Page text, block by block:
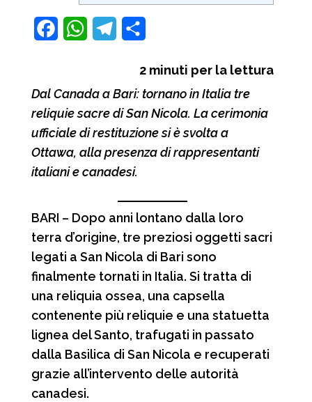
e
o
o
W
t
A
p
e
r
a
n
d
v
i
2 minuti per la lettura
Dal Canada a Bari: tornano in Italia tre
reliquie sacre di San Nicola. La cerimonia
ufficiale di restituzione si è svolta a
Ottawa, alla presenza di rappresentanti
italiani e canadesi.
BARI – Dopo anni lontano dalla loro
terra d’origine, tre preziosi oggetti sacri
legati a San Nicola di Bari sono
finalmente tornati in Italia. Si tratta di
una reliquia ossea, una capsella
contenente più reliquie e una statuetta
lignea del Santo, trafugati in passato
dalla Basilica di San Nicola e recuperati
grazie all’intervento delle autorità
canadesi.